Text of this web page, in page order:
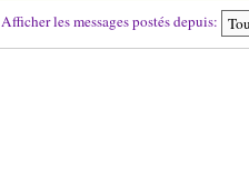
Afficher les messages postés depuis: